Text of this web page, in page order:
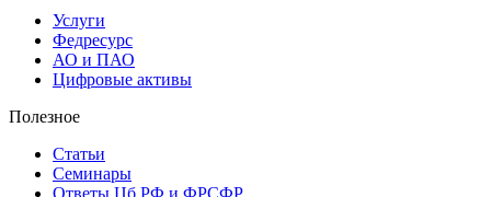
Услуги
Федресурс
АО и ПАО
Цифровые активы
Полезное
Статьи
Cеминары